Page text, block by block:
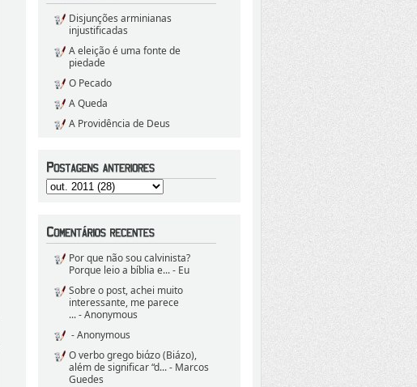
Disjunções arminianas
injustificadas
A eleição é uma fonte de
piedade
O Pecado
A Queda
A Providência de Deus
Por que não sou calvinista?
Porque leio a bíblia e...- Eu
Sobre o post, achei muito
interessante, me parece
...- Anonymous
- Anonymous
O verbo grego biάzo (Biázo),
além de significar “d...- Marcos
Guedes